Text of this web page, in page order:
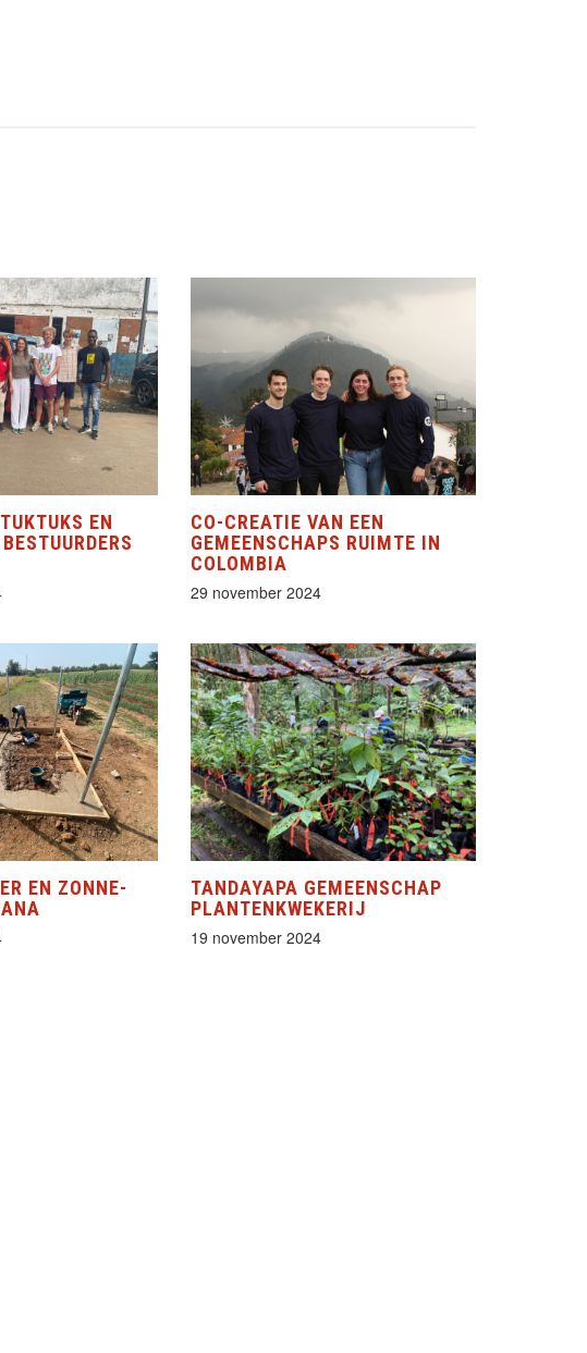
EN
CO-CREATIE VAN EEN
GEMEENSCHAPS RUIMTE IN
COLOMBIA
29 november 2024
EN ZONNE-
TANDAYAPA GEMEENSCHAP
PLANTENKWEKERIJ
19 november 2024